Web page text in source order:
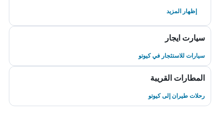
إظهار المزيد
سيارت ايجار
سيارات للاستئجار في كيوتو
المطارات القريبة
رحلات طيران إلى كيوتو